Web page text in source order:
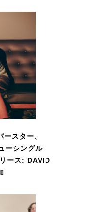
スター、
シングル
ース: DAVID